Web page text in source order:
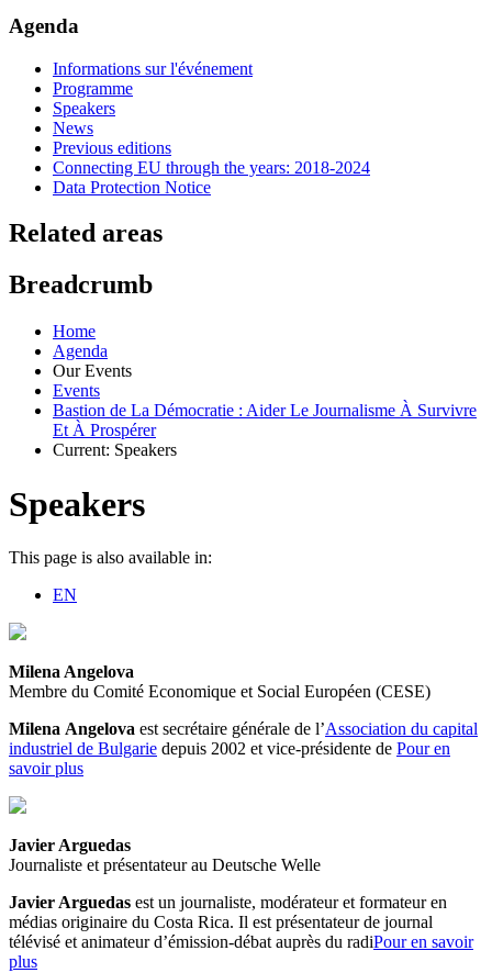
Agenda
Informations sur l'événement
Programme
Speakers
News
Previous editions
Connecting EU through the years: 2018-2024
Data Protection Notice
Related areas
Breadcrumb
Home
Agenda
Our Events
Events
Bastion de La Démocratie : Aider Le Journalisme À Survivre
Et À Prospérer
Current: Speakers
Speakers
This page is also available in:
EN
Milena Angelova
Membre du Comité Economique et Social Européen (CESE)
Milena Angelova est secrétaire générale de l’Association du capital
industriel de Bulgarie depuis 2002 et vice-présidente de Pour en
savoir plus
Javier Arguedas
Journaliste et présentateur au Deutsche Welle
Javier Arguedas est un journaliste, modérateur et formateur en
médias originaire du Costa Rica. Il est présentateur de journal
télévisé et animateur d’émission-débat auprès du radiPour en savoir
plus